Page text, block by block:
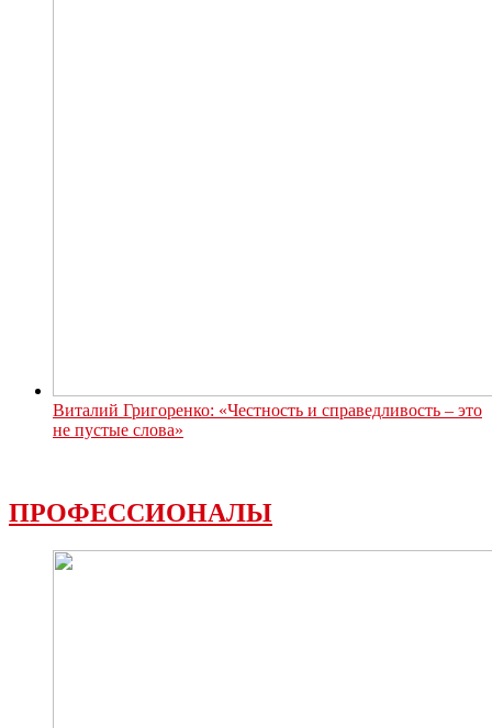
Виталий Григоренко: «Честность и справедливость – это
не пустые слова»
ПРОФЕССИОНАЛЫ